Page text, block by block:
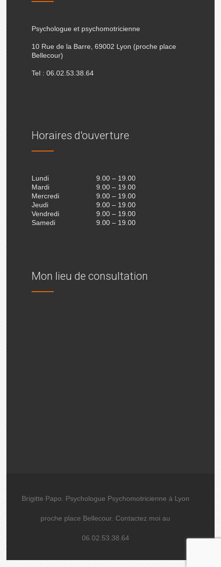
Psychologue et psychomotricienne
10 Rue de la Barre, 69002 Lyon (proche place
Bellecour)
Tel : 06.02.53.38.64
Horaires d'ouverture
Lundi
9.00 – 19.00
Mardi
9.00 – 19.00
Mercredi
9.00 – 19.00
Jeudi
9.00 – 19.00
Vendredi
9.00 – 19.00
Samedi
9.00 – 19.00
Mon lieu de consultation
Brigitte Papo. Psychologue Psychomotricienne à Lyon
proche place Bellecour. Contactez moi au
06.02.53.38.64